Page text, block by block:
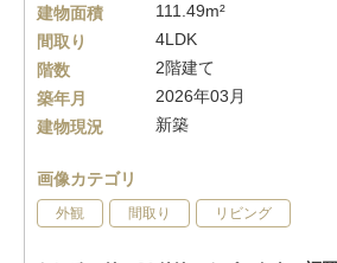
建物面積
111.49m²
間取り
4LDK
階数
2階建て
築年月
2026年03月
建物現況
新築
画像カテゴリ
外観 間取り リビング